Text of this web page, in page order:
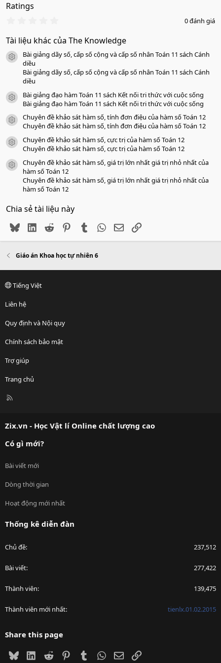
Ratings
0
0
a
0 đánh giá
Tài liệu khác của The Knowledge
icon tài liệu
Bài giảng dãy số, cấp số cộng và cấp số nhân Toán 11 sách Cánh
diều
Bài giảng dãy số, cấp số cộng và cấp số nhân Toán 11 sách Cánh
diều
icon tài liệu
Bài giảng đạo hàm Toán 11 sách Kết nối tri thức với cuộc sống
Bài giảng đạo hàm Toán 11 sách Kết nối tri thức với cuộc sống
icon tài liệu
Chuyên đề khảo sát hàm số, tính đơn điệu của hàm số Toán 12
Chuyên đề khảo sát hàm số, tính đơn điệu của hàm số Toán 12
icon tài liệu
Chuyên đề khảo sát hàm số, cực trị của hàm số Toán 12
Chuyên đề khảo sát hàm số, cực trị của hàm số Toán 12
icon tài liệu
Chuyên đề khảo sát hàm số, giá trị lớn nhất giá trị nhỏ nhất của
hàm số Toán 12
Chuyên đề khảo sát hàm số, giá trị lớn nhất giá trị nhỏ nhất của
hàm số Toán 12
Chia sẻ tài liệu này
BlueskyLinkedIn
Reddit PinterestTumblr WhatsApp
EmailLink
Giáo án Khoa học tự nhiên 6
Tiếng Việt
Liên hệ
Quy định và Nội quy
Chính sách bảo mật
Trợ giúp
Trang chủ
R
Zix.vn - Học Vật lí Online chất lượng cao
Có gì mới?
Bài viết mới
Dòng thời gian
Hoạt động mới nhất
Thống kê diễn đàn
Chủ đề 237,512
Bài viết 277,422
Thành viên 139,475
Thành viên mới nhất tienlx.01.02.2015
Share this page
BlueskyLinkedIn
Reddit PinterestTumblrWhatsApp
EmailLink